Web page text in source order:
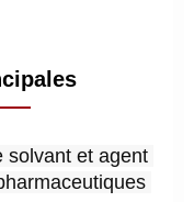
solvant et agent